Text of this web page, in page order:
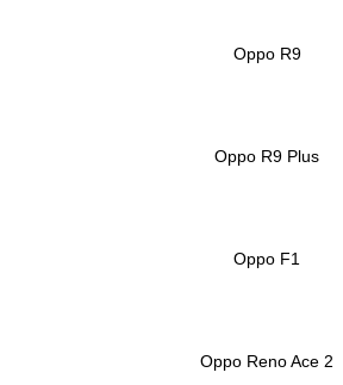
Oppo R9
Oppo R9 Plus
Oppo F1
Oppo Reno Ace 2